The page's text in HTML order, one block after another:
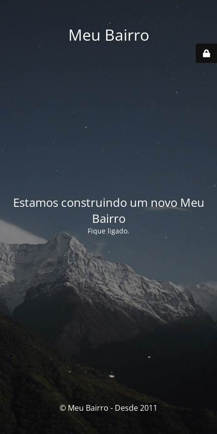
Meu Bairro
Estamos construindo um novo Meu
Bairro
Fique ligado.
© Meu Bairro - Desde 2011